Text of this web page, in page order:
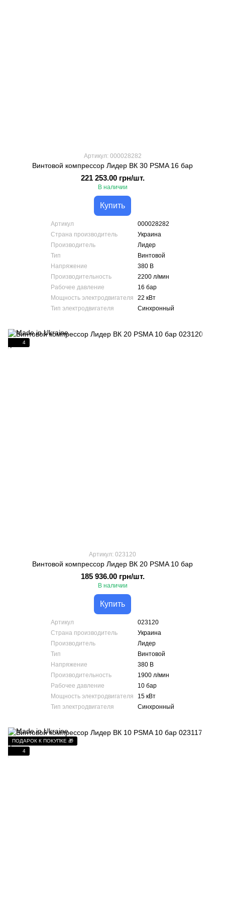
Артикул: 000028282
Винтовой компрессор Лидер ВК 30 PSMA 16 бар
221 253.00 грн/шт.
В наличии
Купить
Артикул
000028282
Страна производитель
Украина
Производитель
Лидер
Тип
Винтовой
Напряжение
380 В
Производительность
2200 л/мин
Рабочее давление
16 бар
Мощность электродвигателя
22 кВт
Тип электродвигателя
Синхронный
4
Артикул: 023120
Винтовой компрессор Лидер ВК 20 PSMA 10 бар
185 936.00 грн/шт.
В наличии
Купить
Артикул
023120
Страна производитель
Украина
Производитель
Лидер
Тип
Винтовой
Напряжение
380 В
Производительность
1900 л/мин
Рабочее давление
10 бар
Мощность электродвигателя
15 кВт
Тип электродвигателя
Синхронный
ПОДАРОК К ПОКУПКЕ 🎁
4